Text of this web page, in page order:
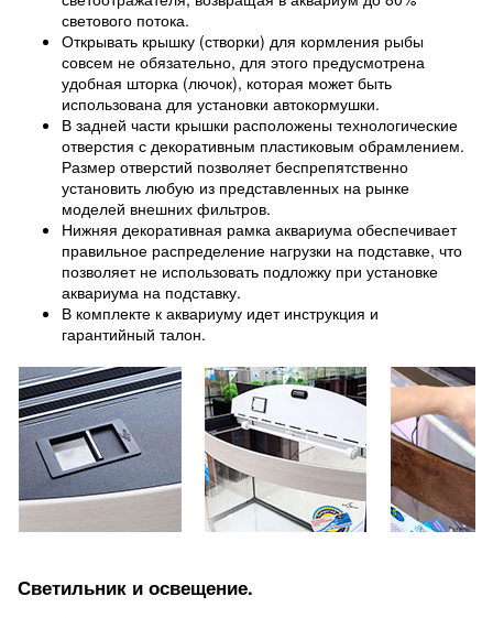
светового потока.
Открывать крышку (створки) для кормления рыбы
совсем не обязательно, для этого предусмотрена
удобная шторка (лючок), которая может быть
использована для установки автокормушки.
В задней части крышки расположены технологические
отверстия с декоративным пластиковым обрамлением.
Размер отверстий позволяет беспрепятственно
установить любую из представленных на рынке
моделей внешних фильтров.
Нижняя декоративная рамка аквариума обеспечивает
правильное распределение нагрузки на подставке, что
позволяет не использовать подложку при установке
аквариума на подставку.
В комплекте к аквариуму идет инструкция и
гарантийный талон.
Светильник и освещение.